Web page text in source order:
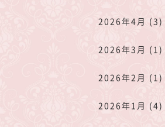
2026年4月 (3)
2026年3月 (1)
2026年2月 (1)
2026年1月 (4)